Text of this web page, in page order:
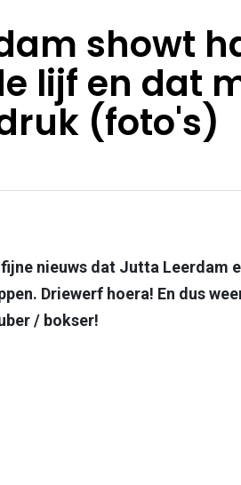
showt
lijf en dat
(foto's)
nieuws dat Jutta Leerdam
Driewerf hoera! En dus
/ bokser!